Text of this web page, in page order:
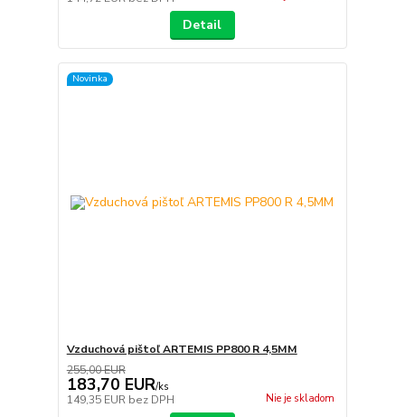
Detail
Novinka
Vzduchová pištoľ ARTEMIS PP800 R 4,5MM
255,00 EUR
183,70 EUR/ks
149,35 EUR bez DPH Nie je skladom